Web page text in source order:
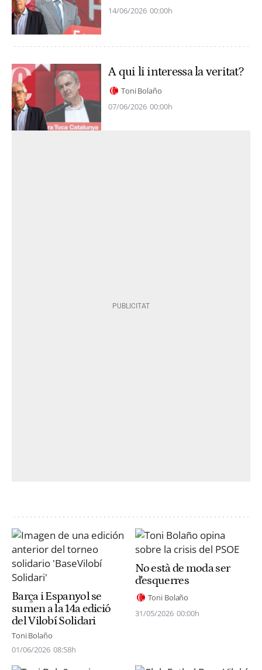
14/06/2026 00:00h
A qui li interessa la veritat?
Toni Bolaño
07/06/2026 00:00h
Barça i Espanyol se
sumen a la 14a edició
del Vilobí Solidari
Toni Bolaño
01/06/2026 08:58h
No està de moda ser
d'esquerres
Toni Bolaño
31/05/2026 00:00h